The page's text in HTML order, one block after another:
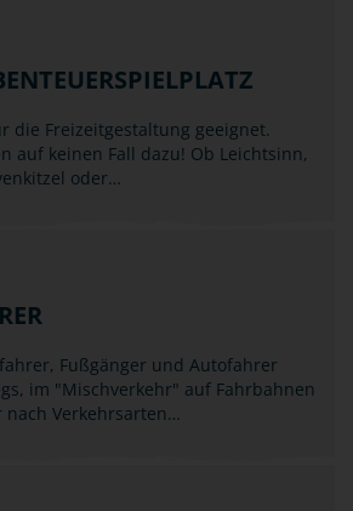
die Freizeitgestaltung geeignet.
auf keinen Fall dazu! Ob Leichtsinn,
oder…
Fußgänger und Autofahrer
im "Mischverkehr" auf Fahrbahnen
Verkehrsarten…